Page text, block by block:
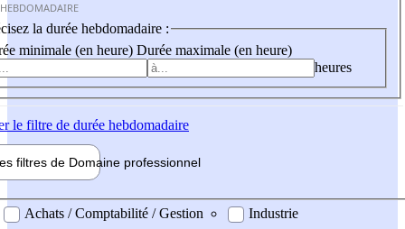
la durée hebdomadaire :
minimale (en heure) Durée maximale (en heure)
heures
le filtre de durée hebdomadaire
filtres de Domaine professionnel
professionel
Achats / Comptabilité / Gestion
Industrie